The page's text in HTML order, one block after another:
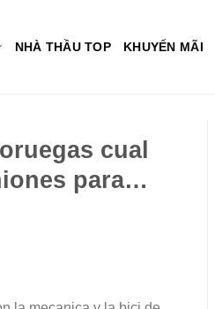
NHÀ THẦU TOP KHUYẾN MÃI
cual
para…